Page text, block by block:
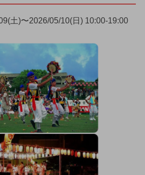
土)〜2026/05/10(日) 10:00-19:00